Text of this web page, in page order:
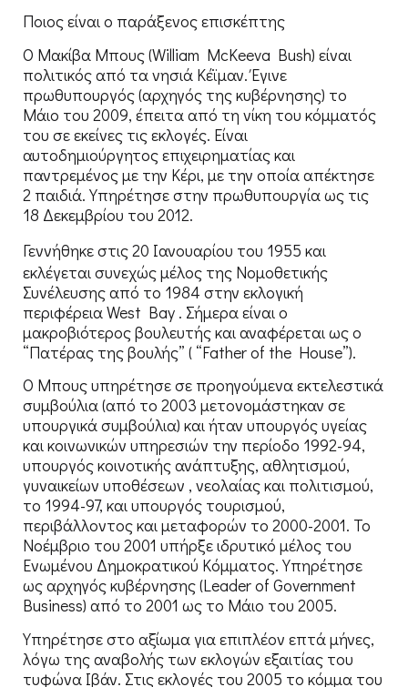
Ποιος είναι ο παράξενος επισκέπτης
Ο Μακίβα Μπους (William McKeeva Bush) είναι
πολιτικός από τα νησιά Κέϊμαν. Έγινε
πρωθυπουργός (αρχηγός της κυβέρνησης) το
Μάιο του 2009, έπειτα από τη νίκη του κόμματός
του σε εκείνες τις εκλογές. Είναι
αυτοδημιούργητος επιχειρηματίας και
παντρεμένος με την Κέρι, με την οποία απέκτησε
2 παιδιά. Υπηρέτησε στην πρωθυπουργία ως τις
18 Δεκεμβρίου του 2012.
Γεννήθηκε στις 20 Ιανουαρίου του 1955 και
εκλέγεται συνεχώς μέλος της Νομοθετικής
Συνέλευσης από το 1984 στην εκλογική
περιφέρεια West Bay . Σήμερα είναι ο
μακροβιότερος βουλευτής και αναφέρεται ως ο
“Πατέρας της βουλής” ( “Father of the House”).
Ο Μπους υπηρέτησε σε προηγούμενα εκτελεστικά
συμβούλια (από το 2003 μετονομάστηκαν σε
υπουργικά συμβούλια) και ήταν υπουργός υγείας
και κοινωνικών υπηρεσιών την περίοδο 1992-94,
υπουργός κοινοτικής ανάπτυξης, αθλητισμού,
γυναικείων υποθέσεων , νεολαίας και πολιτισμού,
το 1994-97, και υπουργός τουρισμού,
περιβάλλοντος και μεταφορών το 2000-2001. Το
Νοέμβριο του 2001 υπήρξε ιδρυτικό μέλος του
Ενωμένου Δημοκρατικού Κόμματος. Υπηρέτησε
ως αρχηγός κυβέρνησης (Leader of Government
Business) από το 2001 ως το Μάιο του 2005.
Υπηρέτησε στο αξίωμα για επιπλέον επτά μήνες,
λόγω της αναβολής των εκλογών εξαιτίας του
τυφώνα Ιβάν. Στις εκλογές του 2005 το κόμμα του